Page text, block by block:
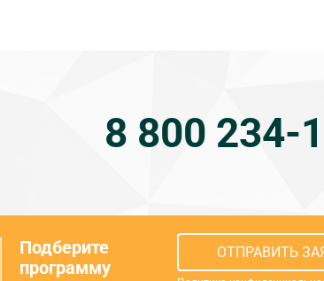
8 800 234-
Подберите
программу
ОТПРАВИТЬ